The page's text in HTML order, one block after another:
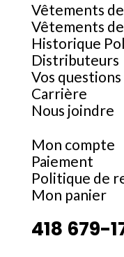
Vêtements
Vêtements
Historique
Distributeurs
Vos questions
Carrière
Nous joindre
Mon compte
Paiement
Politique de
Mon panier
418 679-